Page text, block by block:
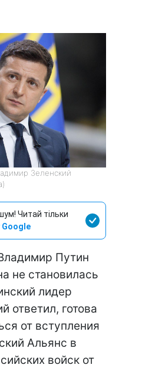
Зеленский
Читай тільки
Google
Путин
не становилась
лидер
ответил, готова
от вступления
Альянс в
войск от